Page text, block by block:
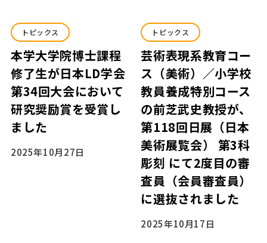
トピックス
本学大学院博士課程
修了生が日本LD学会
第34回大会において
研究奨励賞を受賞し
ました
2025年10月27日
トピックス
芸術表現系教育コー
ス（美術）／小学校
教員養成特別コース
の前芝武史教授が、
第118回日展（日本
美術展覧会） 第3科
彫刻 にて2度目の審
査員（会員審査員）
に選抜されました
2025年10月17日